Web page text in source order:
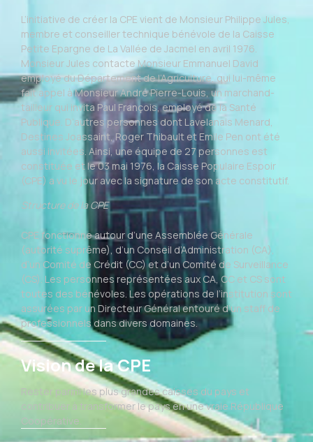
L’initiative de créer la CPE vient de Monsieur Philippe Jules,
membre et conseiller technique bénévole de la Caisse
Petite Epargne de La Vallée de Jacmel en avril 1976.
Monsieur Jules contacte Monsieur Emmanuel David
employé du Département de l’Agriculture, qui lui-même
fait appel à Monsieur André Pierre-Louis, un marchand-
tailleur qui invita Paul François, employé de la Santé
Publique. D’autres personnes dont Lavelanais Menard,
Destines Joassaint, Roger Thibault et Emile Pen ont été
aussi invitées. Ainsi, une équipe de 27 personnes est
constituée et le 03 mai 1976, la Caisse Populaire Espoir
(CPE) a vu le jour avec la signature de son acte constitutif.
Structure de la CPE
CPE fonctionne autour d’une Assemblée Générale
(autorité suprême), d’un Conseil d’Administration (CA),
d’un Comité de Crédit (CC) et d’un Comité de Surveillance
(CS). Les personnes représentées aux CA, CC et CS sont
toutes des bénévoles. Les opérations de l’institution sont
assurées par un Directeur Général entouré d’un staff de
professionnels dans divers domaines.
Vision de la CPE
Rester parmi les plus grandes caisses du pays et
contribuer à transformer le pays en une vraie République
Coopérative.